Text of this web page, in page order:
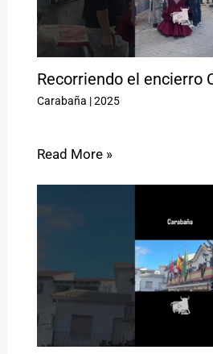
Recorriendo el encierro
Carabaña |2025
Read More »